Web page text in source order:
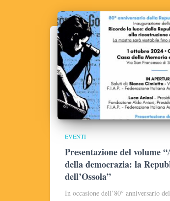
EVENTI
Presentazione del volume
della democrazia: la
dell’Ossola”
In occasione dell’80° anniversario